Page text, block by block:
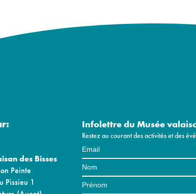
des Bisses
Peinte
Pissieu 1
Infolettre du Musée
Restez au courant des activités et des